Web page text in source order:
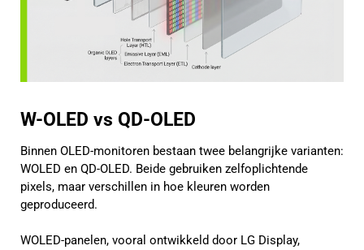
W-OLED vs QD-OLED
Binnen OLED-monitoren bestaan twee belangrijke varianten:
WOLED en QD-OLED. Beide gebruiken zelfoplichtende
pixels, maar verschillen in hoe kleuren worden
geproduceerd.
WOLED-panelen, vooral ontwikkeld door LG Display,